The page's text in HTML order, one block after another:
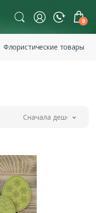
0
Флористические товары
Сначала дешевле